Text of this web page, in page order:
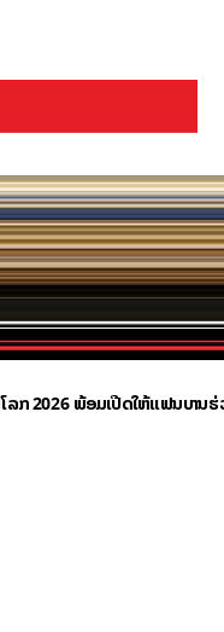
ລກ 2026 ພ້ອມເປີດໃຫ້ແຟນບານ